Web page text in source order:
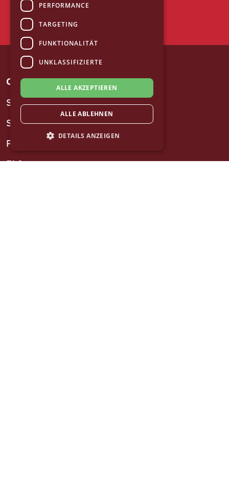
CITY BIKE LINZ
So geht's
Stationen
Preise
FAQ
PERFORMANCE
TARGETING
FUNKTIONALITÄT
UNKLASSIFIZIERTE
ALLE AKZEPTIEREN
ALLE ABLEHNEN
DETAILS ANZEIGEN